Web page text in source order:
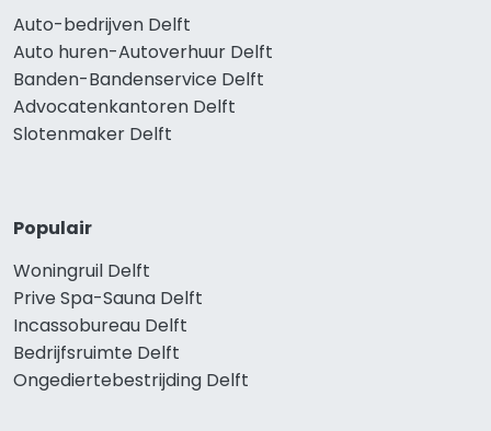
Auto-bedrijven Delft
Auto huren-Autoverhuur Delft
Banden-Bandenservice Delft
Advocatenkantoren Delft
Slotenmaker Delft
Populair
Woningruil Delft
Prive Spa-Sauna Delft
Incassobureau Delft
Bedrijfsruimte Delft
Ongediertebestrijding Delft